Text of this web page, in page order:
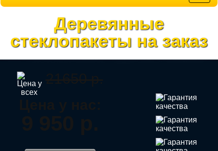
Деревянные
стеклопакеты на заказ